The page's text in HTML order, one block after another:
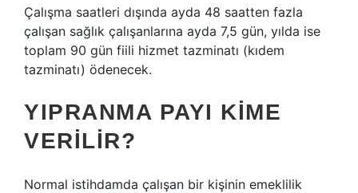
Çalışma saatleri dışında ayda 48 saatten fazla
çalışan sağlık çalışanlarına ayda 7,5 gün, yılda ise
toplam 90 gün fiili hizmet tazminatı (kıdem
tazminatı) ödenecek.
YIPRANMA PAYI KIME
VERILIR?
Normal istihdamda çalışan bir kişinin emeklilik